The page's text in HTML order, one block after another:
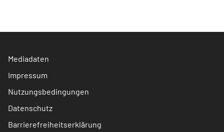
Mediadaten
Impressum
Nutzungsbedingungen
Datenschutz
Barrierefreiheitserklärung